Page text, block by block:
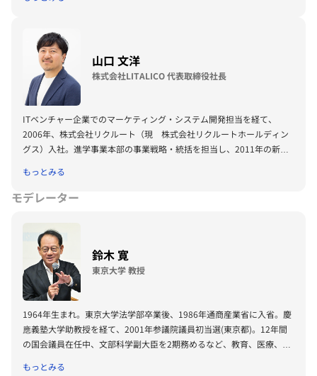
けIT教育プログラム「Life is Tech!」を立ち上げる。 中学・高校向けプ
のデジタル部活「Life is Tech ! School X（スクール・エックス）」を通
して、公教育の分野でも「デジタルを活用し、自分で世界を変えられる
人」への一歩を後押ししている。 また、丸井グループ主催「アクセラ
レーター・プログラム」や、株式会社経済界主催「金の卵発掘プロジェ
クト」、東京証券取引所「JPX起業体験プログラム」、NPO法人ETIC.
主催「MAKERS UNIVERSITY 」をはじめとする起業家育成に関するプ
ログラム・アワードのメンター・審査員を歴任。 2022年5月には岸田
総理大臣との「社会的起業家との車座対話」に参加。社会をよりよく変
えていく次世代のデジタル・アントレプレナー育成に取り組む。
山口 文洋
株式会社LITALICO 代表取締役社長
ITベンチャー企業でのマーケティング・システム開発担当を経て、
2006年、株式会社リクルート（現 株式会社リクルートホールディン
グス）入社。進学事業本部の事業戦略・統括を担当し、2011年の新規
ン予備校事業「受験サプリ（現スタディサプリ）」を立ち上げる。
2012年10月、株式会社リクルートマーケティングパートナーズの執行
よびリクルートマーケティングパートナーズ代表取締役社長に就任。
2018年4月より、リクルート執行役員 教育・学習担当に就任。2022年
4月株式会社LITALICOに入社、副社長執行役員を経て、2023年4月代表
取締役社長に就任。
もっとみる
モデレーター
鈴木 寛
東京大学 教授
1964年生まれ。東京大学法学部卒業後、1986年通商産業省に入省。慶
應義塾大学助教授を経て、2001年参議院議員初当選(東京都)。12年間
の国会議員在任中、文部科学副大臣を2期務めるなど、教育、医療、ス
立。 2014年2月より、東京大学公共政策大学院教授、慶應義塾大学政
もっとみる